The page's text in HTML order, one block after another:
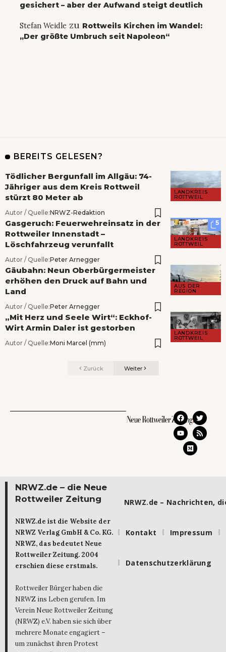
gesichert – aber der Aufwand steigt deutlich
Stefan Weidle zu Rottweils Kirchen im Wandel:
„Der größte Umbruch seit Napoleon“
BEREITS GELESEN?
LANDKREIS
ROTTWEIL
Tödlicher Bergunfall im Allgäu: 74-
Jähriger aus dem Kreis Rottweil
stürzt 80 Meter ab
Autor / Quelle:NRWZ-Redaktion
5
LANDKREIS
ROTTWEIL
Gasgeruch: Feuerwehreinsatz in der
Rottweiler Innenstadt –
Löschfahrzeug verunfallt
Autor / Quelle:Peter Arnegger
AUS DER
REGION
Gäubahn: Neun Oberbürgermeister
erhöhen den Druck auf Bahn und
Land
Autor / Quelle:Peter Arnegger
LANDKREIS
ROTTWEIL
„Mit Herz und Seele Wirt“: Eckhof-
Wirt Armin Daler ist gestorben
Autor / Quelle:Moni Marcel (mm)
Zurück Weiter
NRWZ.de – die Neue
Rottweiler Zeitung
NRWZ.de ist die Website der
NRWZ Verlag GmbH & Co. KG.
NRWZ, das bedeutet Neue
Rottweiler Zeitung. 2004
erschien diese erstmals.
Rottweiler Bürger haben die
NRWZ ins Leben gerufen. Im
Verein Neue Rottweiler Zeitung
(NRWZ) e.V. haben sie sich über
mehrere Monate engagiert –
um zunächst ihren Protest
NRWZ.de – Nachrichten,
Kontakt Impressum
Datenschutzerklärung